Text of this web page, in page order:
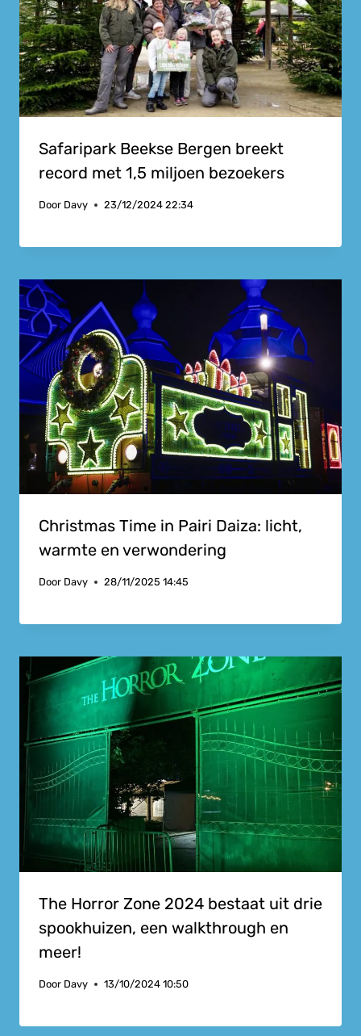
Safaripark Beekse Bergen breekt
record met 1,5 miljoen bezoekers
Door Davy 23/12/2024 22:34
Christmas Time in Pairi Daiza: licht,
warmte en verwondering
Door Davy 28/11/2025 14:45
The Horror Zone 2024 bestaat uit drie
spookhuizen, een walkthrough en
meer!
Door Davy 13/10/2024 10:50